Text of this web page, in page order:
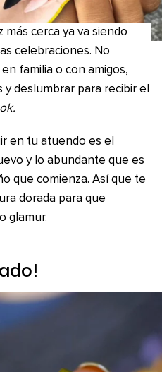
más cerca ya va siendo
celebraciones. No
familia o con amigos,
deslumbrar para recibir el
en tu atuendo es el
y lo abundante que es
que comienza. Así que te
dorada para que
glamur.